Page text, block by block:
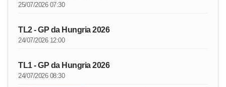
25/07/2026 07:30
TL2 - GP da Hungria 2026
24/07/2026 12:00
TL1 - GP da Hungria 2026
24/07/2026 08:30